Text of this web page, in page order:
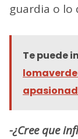
guardia o lo
Te puede
-¿Cree que